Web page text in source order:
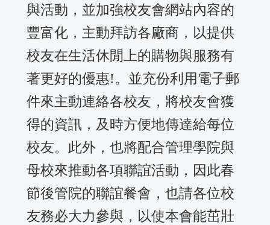
與活動，並加強校友會網站內容的
豐富化，主動拜訪各廠商，以提供
校友在生活休閒上的購物與服務有
著更好的優惠!。並充份利用電子郵
件來主動連絡各校友，將校友會獲
得的資訊，及時方便地傳達給每位
校友。此外，也將配合管理學院與
母校來推動各項聯誼活動，因此春
節後管院的聯誼餐會，也請各位校
友務必大力參與，以使本會能茁壯